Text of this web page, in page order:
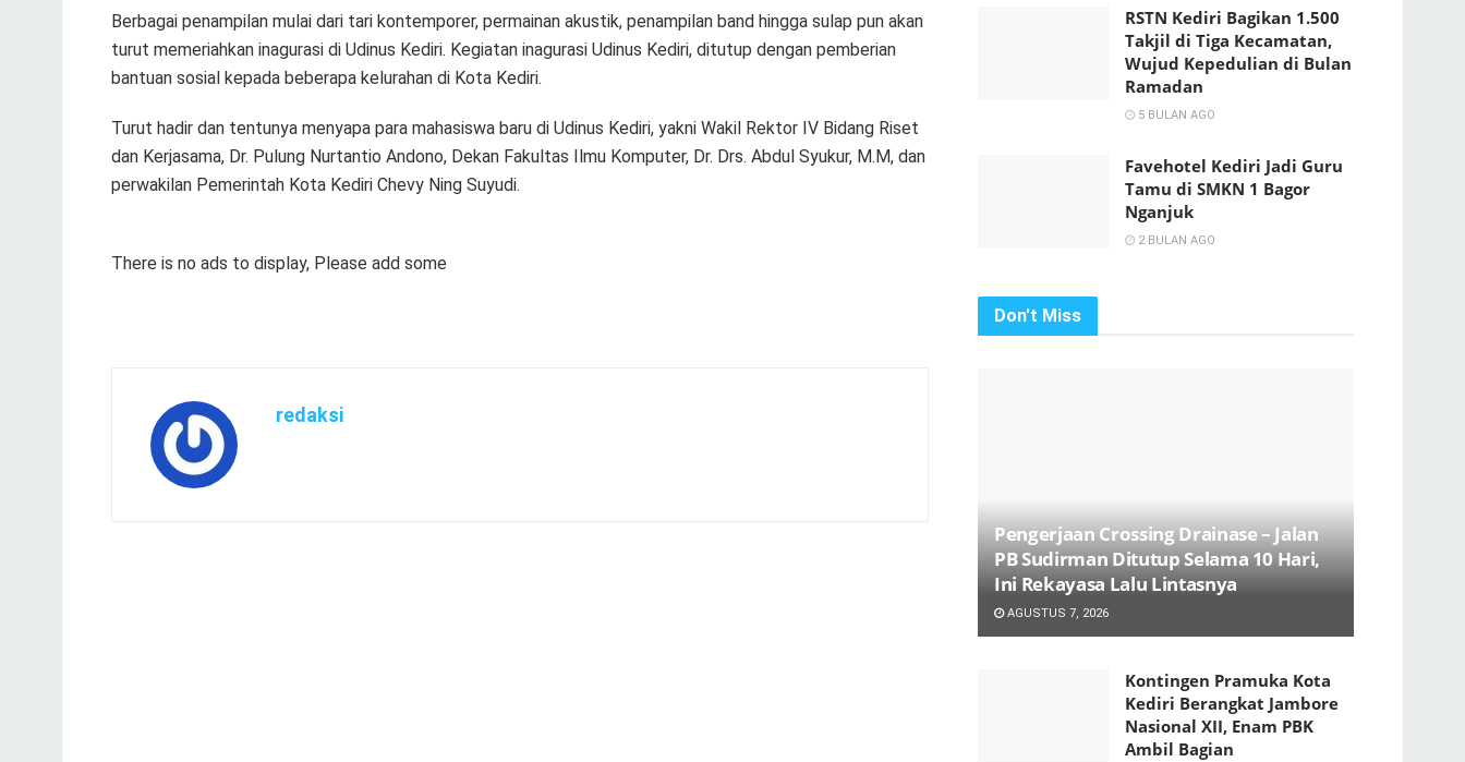
Berbagai penampilan mulai dari tari kontemporer, permainan akustik, penampilan band hingga sulap pun akan
turut memeriahkan inagurasi di Udinus Kediri. Kegiatan inagurasi Udinus Kediri, ditutup dengan pemberian
bantuan sosial kepada beberapa kelurahan di Kota Kediri.
Turut hadir dan tentunya menyapa para mahasiswa baru di Udinus Kediri, yakni Wakil Rektor IV Bidang Riset
dan Kerjasama, Dr. Pulung Nurtantio Andono, Dekan Fakultas Ilmu Komputer, Dr. Drs. Abdul Syukur, M.M, dan
perwakilan Pemerintah Kota Kediri Chevy Ning Suyudi.
There is no ads to display, Please add some
redaksi
RSTN Kediri Bagikan 1.500
Takjil di Tiga Kecamatan,
Wujud Kepedulian di Bulan
Ramadan
5 BULAN AGO
Favehotel Kediri Jadi Guru
Tamu di SMKN 1 Bagor
Nganjuk
2 BULAN AGO
Don't Miss
Pengerjaan Crossing Drainase – Jalan
PB Sudirman Ditutup Selama 10 Hari,
Ini Rekayasa Lalu Lintasnya
AGUSTUS 7, 2026
Kontingen Pramuka Kota
Kediri Berangkat Jambore
Nasional XII, Enam PBK
Ambil Bagian